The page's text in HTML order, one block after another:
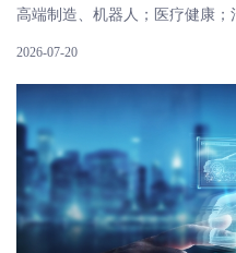
高端制造、机器人；医疗健康；
2026-07-20